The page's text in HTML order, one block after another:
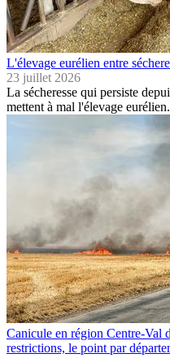
L'élevage eurélien entre
23 juillet 2026
La sécheresse qui persiste
mettent à mal l'élevage
Canicule en région Centre-Val
restrictions, le point par